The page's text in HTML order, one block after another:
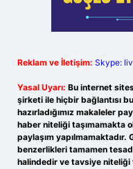
Reklam ve İletişim: Skype:
Yasal Uyarı: Bu internet
şirketi ile hiçbir bağlantısı
hazırladığımız makaleler
haber niteliği taşımamakta
paylaşım
benzerlikleri tamamen
halindedir ve tavsiye niteliği